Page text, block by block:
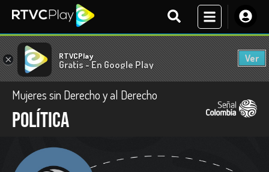
× RTVCPlay
Gratis - En Google Play
Ver
Mujeres sin Derecho y al Derecho
Política